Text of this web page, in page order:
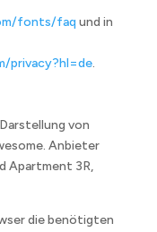
fonts/faq und in
privacy?hl=de.
von
Anbieter
Apartment 3R,
die benötigten